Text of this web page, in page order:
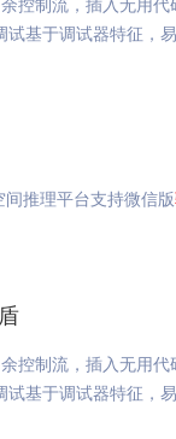
试基于调试器特征，
推理平台支持微信版
控制流，插入无用
试基于调试器特征，